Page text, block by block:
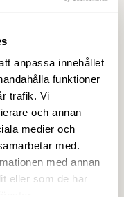
anpassa innehållet
funktioner
trafik. Vi
och annan
medier och
med.
med annan
eller som de har
Science
–